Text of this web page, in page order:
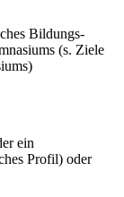
Bildungs-
(s. Ziele
ein
Profil) oder